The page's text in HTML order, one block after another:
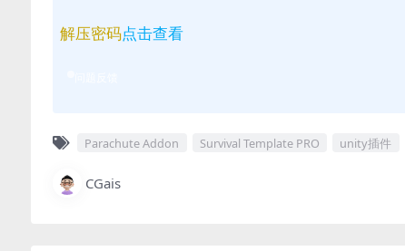
解压密码点击查看
Parachute Addon Survival Template PRO unity插件
CGais